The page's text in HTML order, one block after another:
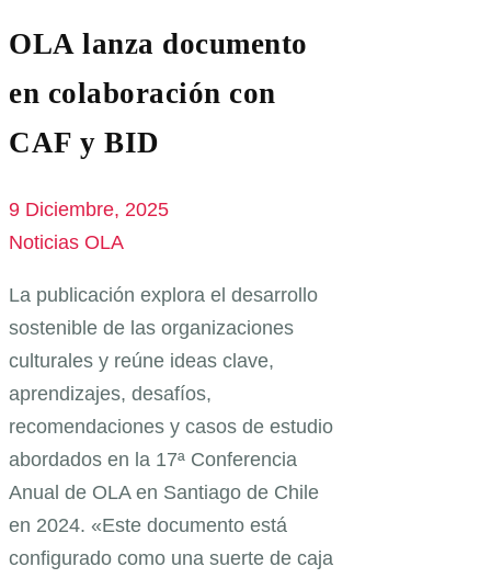
OLA lanza documento
en colaboración con
CAF y BID
9 Diciembre, 2025
Noticias OLA
La publicación explora el desarrollo
sostenible de las organizaciones
culturales y reúne ideas clave,
aprendizajes, desafíos,
recomendaciones y casos de estudio
abordados en la 17ª Conferencia
Anual de OLA en Santiago de Chile
en 2024. «Este documento está
configurado como una suerte de caja